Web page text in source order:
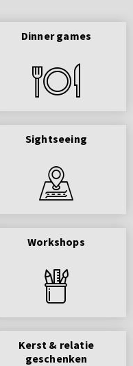
Dinner games
Sightseeing
Workshops
Kerst & relatie
geschenken